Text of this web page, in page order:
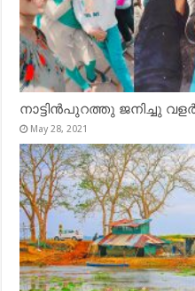
നാട്ടിൻപുറത്തു ജനിച്ചു
May 28, 2021